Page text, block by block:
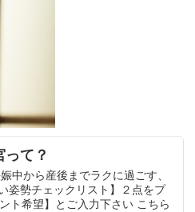
て？
から産後までラクに過ごす、
姿勢チェックリスト】２点をプ
ト希望】とご入力下さい こちら